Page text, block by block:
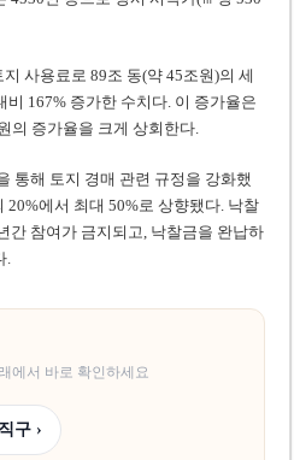
사용료로 89조 동(약 45조원)의 세
비 167% 증가한 수치다. 이 증가율은
의 증가율을 크게 상회한다.
통해 토지 경매 관련 규정을 강화했
20%에서 최대 50%로 상향됐다. 낙찰
간 참여가 금지되고, 낙찰금을 완납하
.
에서 바로 확인하세요
구 ›